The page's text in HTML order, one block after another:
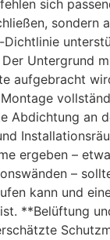
sich
sondern
Untergrund
aufgebracht
Abdichtung an
ergeben –
–
kann und
**Belüftung